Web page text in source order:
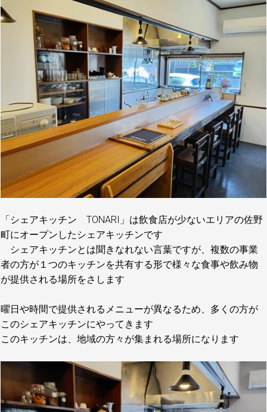
「シェアキッチン TONARI」は飲食店が少ないエリアの佐野
町にオープンしたシェアキッチンです
シェアキッチンとは聞きなれない言葉ですが、複数の事業
者の方が１つのキッチンを共有する形で様々な食事や飲み物
が提供される場所をさします
曜日や時間で提供されるメニューが異なるため、多くの方が
このシェアキッチンにやってきます
このキッチンは、地域の方々が集まれる場所になります